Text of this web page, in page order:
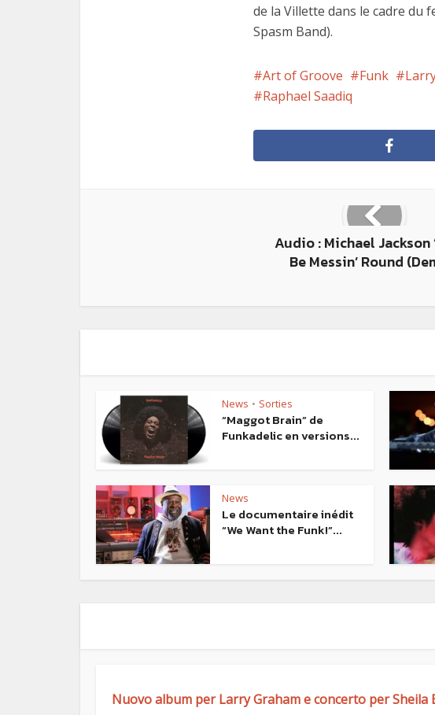
de la Villette dans le cadre du
Spasm Band).
Art of Groove Funk
Raphael Saadiq
Audio : Michael Jackson
Be Messin’ Round
News • Sorties
“Maggot Brain” de
Funkadelic en versions...
News
Le documentaire inédit
“We Want the Funk!”...
Nuovo album per Larry Graham e concerto per Sheila